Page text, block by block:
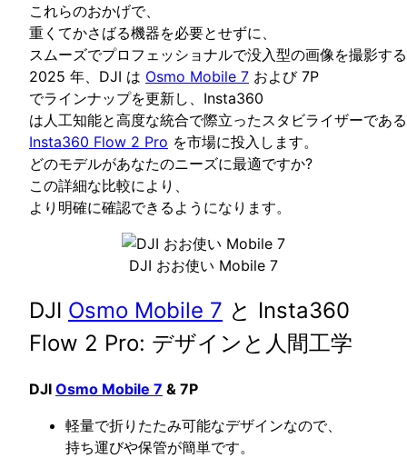
これらのおかげで、
重くてかさばる機器を必要とせずに、
スムーズでプロフェッショナルで没入型の画像を撮影す
2025 年、DJI は Osmo Mobile 7 および 7P
でラインナップを更新し、Insta360
は人工知能と高度な統合で際立ったスタビライザーである
Insta360 Flow 2 Pro を市場に投入します。
どのモデルがあなたのニーズに最適ですか?
この詳細な比較により、
より明確に確認できるようになります。
DJI おお使い Mobile 7
DJI Osmo Mobile 7 と Insta360
Flow 2 Pro: デザインと人間工学
DJI Osmo Mobile 7 & 7P
軽量で折りたたみ可能なデザインなので、
持ち運びや保管が簡単です。